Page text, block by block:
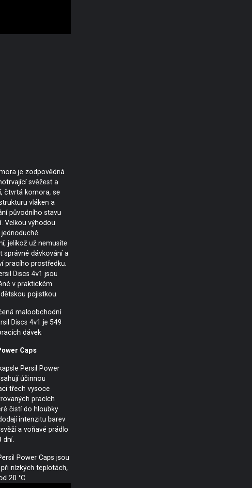
je zodpovědná
svěžest a
čtvrtá komora, se
vláken a
původního stavu
Velkou výhodou
jednoduché
jelikož už nemusíte
správné dávkování a
pracího prostředku.
Discs 4v1 jsou
v praktickém
pojistkou.
maloobchodní
Discs 4v1 je 549
dávek.
Caps
Persil Power
účinnou
třech vysoce
pracích
čistí do hloubky
intenzitu barev
a voňavé prádlo
dní.
Power Caps jsou
nízkých teplotách,
20 °C.